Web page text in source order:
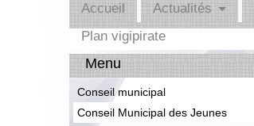
Accueil Actualités
Plan vigipirate
Menu
Conseil municipal
Conseil Municipal des Jeunes